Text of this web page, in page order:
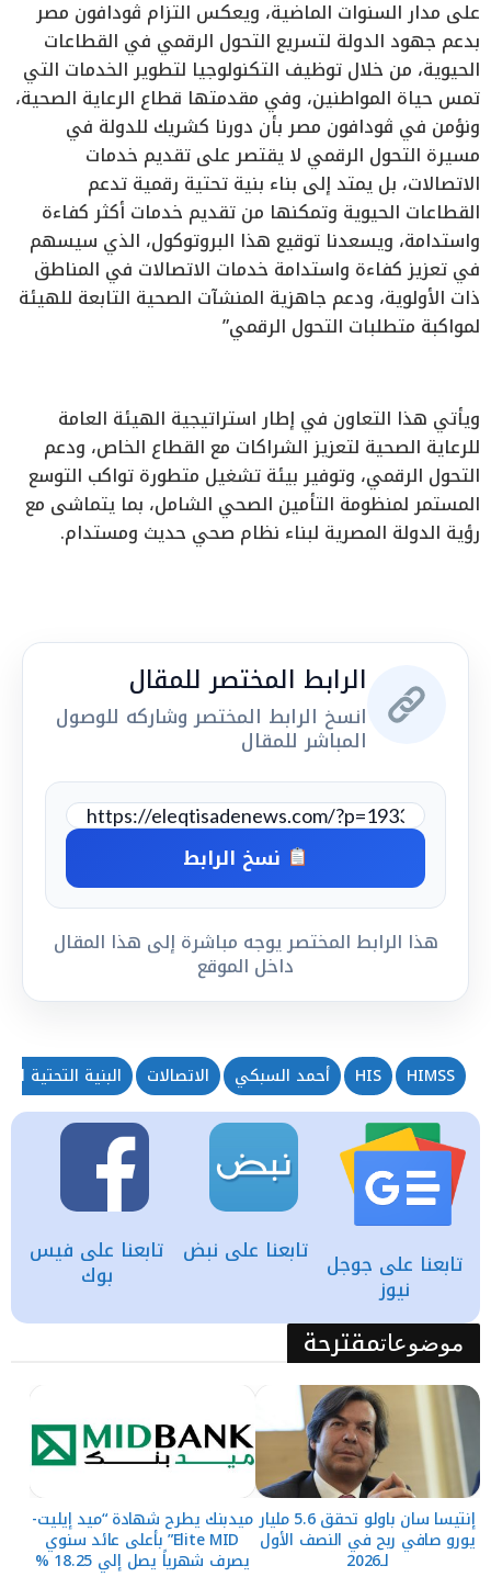
على مدار السنوات الماضية، ويعكس التزام ڤودافون مصر
بدعم جهود الدولة لتسريع التحول الرقمي في القطاعات
الحيوية، من خلال توظيف التكنولوجيا لتطوير الخدمات التي
تمس حياة المواطنين، وفي مقدمتها قطاع الرعاية الصحية،
ونؤمن في ڤودافون مصر بأن دورنا كشريك للدولة في
مسيرة التحول الرقمي لا يقتصر على تقديم خدمات
الاتصالات، بل يمتد إلى بناء بنية تحتية رقمية تدعم
القطاعات الحيوية وتمكنها من تقديم خدمات أكثر كفاءة
واستدامة، ويسعدنا توقيع هذا البروتوكول، الذي سيسهم
في تعزيز كفاءة واستدامة خدمات الاتصالات في المناطق
ذات الأولوية، ودعم جاهزية المنشآت الصحية التابعة للهيئة
لمواكبة متطلبات التحول الرقمي”
ويأتي هذا التعاون في إطار استراتيجية الهيئة العامة
للرعاية الصحية لتعزيز الشراكات مع القطاع الخاص، ودعم
التحول الرقمي، وتوفير بيئة تشغيل متطورة تواكب التوسع
المستمر لمنظومة التأمين الصحي الشامل، بما يتماشى مع
رؤية الدولة المصرية لبناء نظام صحي حديث ومستدام.
الرابط المختصر للمقال
انسخ الرابط المختصر وشاركه للوصول
المباشر للمقال
نسخ الرابط
هذا الرابط المختصر يوجه مباشرة إلى هذا المقال
داخل الموقع
HIMSS
HIS أحمد السبكي الاتصالات البنية التحتية
تابعنا على فيس
بوك
تابعنا على نبض تابعنا على جوجل
نيوز
موضوعاتمقترحة
إنتيسا سان باولو تحقق 5.6 مليار
يورو صافي ربح في النصف الأول
لـ2026
ميدبنك يطرح شهادة “ميد إيليت-
Elite MID” بأعلى عائد سنوي
يصرف شهرياً يصل إلي 18.25 %